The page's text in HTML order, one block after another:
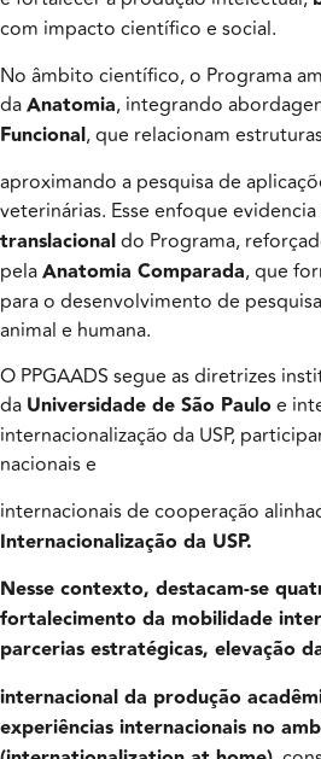
com impacto científico e social.
No âmbito científico, o Programa
daAnatomia, integrando
Funcional, que relacionam
aproximando a pesquisa de
veterinárias. Esse enfoque evidencia
translacionaldo Programa,
pelaAnatomia Comparada, que
para o desenvolvimento de
animal e humana.
O PPGAADS segue as diretrizes
da Universidade de São Paulo e
internacionalização da USP,
nacionais e
internacionais de cooperação
Internacionalização da USP.
Nesse contexto, destacam-se
fortalecimento da mobilidade
parcerias estratégicas, elevação
internacional da produção
experiências internacionais no